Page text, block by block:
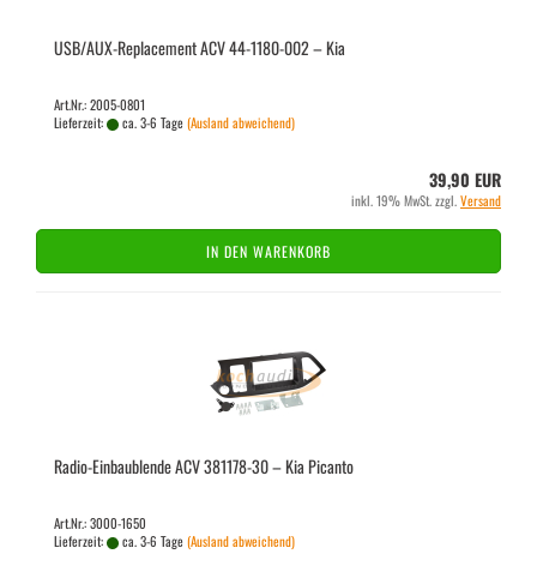
USB/AUX-​Re­pla­ce­ment ACV 44-​1180-​002 – Kia
Art.Nr.: 2005-0801
Lieferzeit:
ca. 3-6 Tage(Ausland abweichend)
39,90 EUR
inkl. 19% MwSt. zzgl.Versand
IN DEN WARENKORB
Radio-​​Ein­bau­blen­de ACV 381178-​​30 – Kia Pi­can­to
Art.Nr.: 3000-1650
Lieferzeit:
ca. 3-6 Tage(Ausland abweichend)